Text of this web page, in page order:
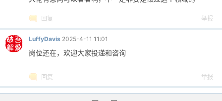
回复 举报
LuffyDavis 2025-4-11 11:01
岗位还在，欢迎大家投递和咨询
回复 举报